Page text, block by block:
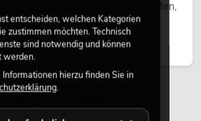
Sie werden bei Festivals, Stadtfesten,
und
eingesetzt.
Artikel
entscheiden, welchen Kategorien
zustimmen möchten. Technisch
sind notwendig und können
werden.
hierzu finden Sie in
.